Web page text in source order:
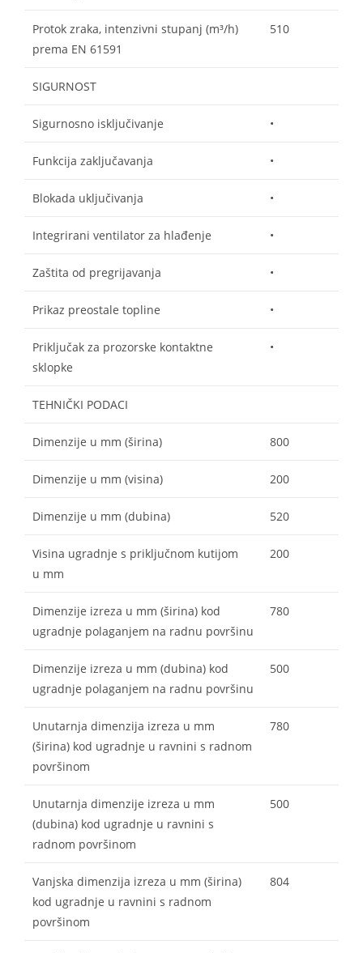
Protok zraka, intenzivni stupanj (m³/h)
prema EN 61591
510
SIGURNOST
Sigurnosno isključivanje •
Funkcija zaključavanja •
Blokada uključivanja •
Integrirani ventilator za hlađenje •
Zaštita od pregrijavanja •
Prikaz preostale topline •
Priključak za prozorske kontaktne
sklopke
•
TEHNIČKI PODACI
Dimenzije u mm (širina) 800
Dimenzije u mm (visina) 200
Dimenzije u mm (dubina) 520
Visina ugradnje s priključnom kutijom
u mm
200
Dimenzije izreza u mm (širina) kod
ugradnje polaganjem na radnu površinu
780
Dimenzije izreza u mm (dubina) kod
ugradnje polaganjem na radnu površinu
500
Unutarnja dimenzija izreza u mm
(širina) kod ugradnje u ravnini s radnom
površinom
780
Unutarnja dimenzije izreza u mm
(dubina) kod ugradnje u ravnini s
radnom površinom
500
Vanjska dimenzija izreza u mm (širina)
kod ugradnje u ravnini s radnom
površinom
804